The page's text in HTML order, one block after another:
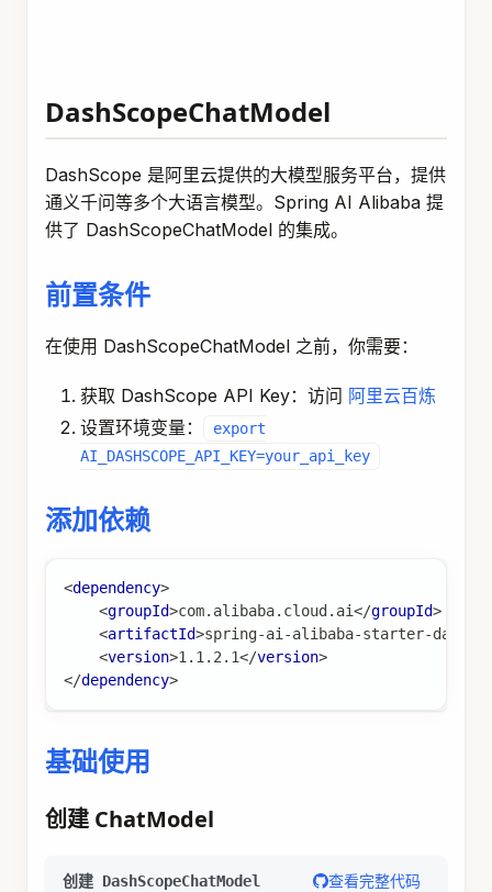
DashScopeChatModel
DashScope 是阿里云提供的大模型服务平台，提供
通义千问等多个大语言模型。Spring AI Alibaba 提
供了 DashScopeChatModel 的集成。
前置条件
在使用 DashScopeChatModel 之前，你需要：
获取 DashScope API Key：访问 阿里云百炼
设置环境变量：
export
AI_DASHSCOPE_API_KEY=your_api_key
添加依赖
<dependency>
<groupId>com.alibaba.cloud.ai</groupId>
<artifactId>spring-ai-alibaba-starter-
<version>1.1.2.1</version>
</dependency>
基础使用
创建 ChatModel
创建 DashScopeChatModel 查看完整代码